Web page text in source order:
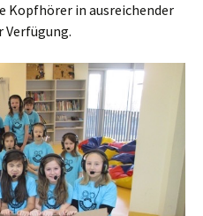
Kopfhörer in ausreichender
Verfügung.